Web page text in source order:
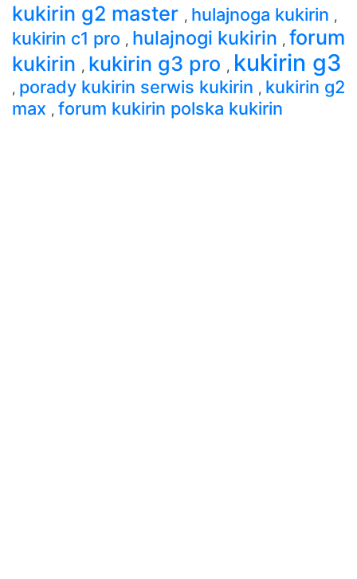
kukirin g2 master , hulajnoga kukirin ,
kukirin c1 pro , hulajnogi kukirin , forum
kukirin , kukirin g3 pro , kukirin g3
, porady kukirin serwis kukirin , kukirin g2
max , forum kukirin polska kukirin